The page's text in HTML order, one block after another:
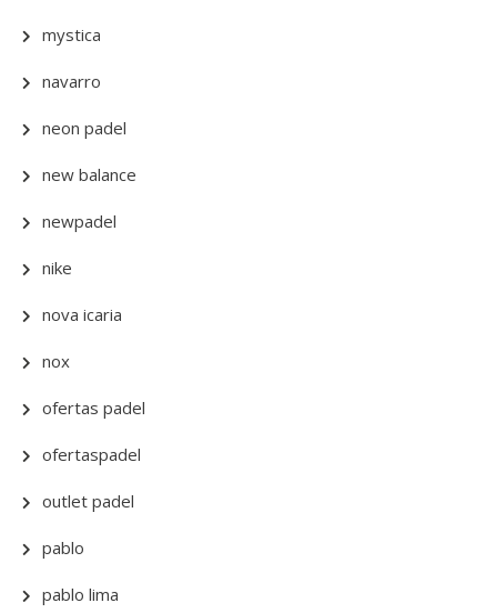
mystica
navarro
neon padel
new balance
newpadel
nike
nova icaria
nox
ofertas padel
ofertaspadel
outlet padel
pablo
pablo lima